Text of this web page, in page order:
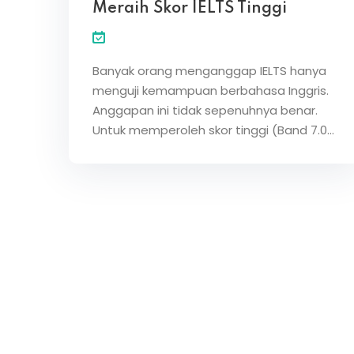
Meraih Skor IELTS Tinggi
Banyak orang menganggap IELTS hanya
menguji kemampuan berbahasa Inggris.
Anggapan ini tidak sepenuhnya benar.
Untuk memperoleh skor tinggi (Band 7.0…